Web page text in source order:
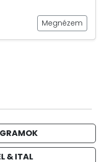
Megnézem
& ITAL